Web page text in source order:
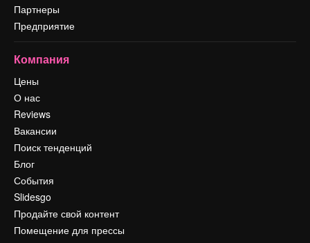
Партнеры
Предприятие
Компания
Цены
О нас
Reviews
Вакансии
Поиск тенденций
Блог
События
Slidesgo
Продайте свой контент
Помещение для прессы